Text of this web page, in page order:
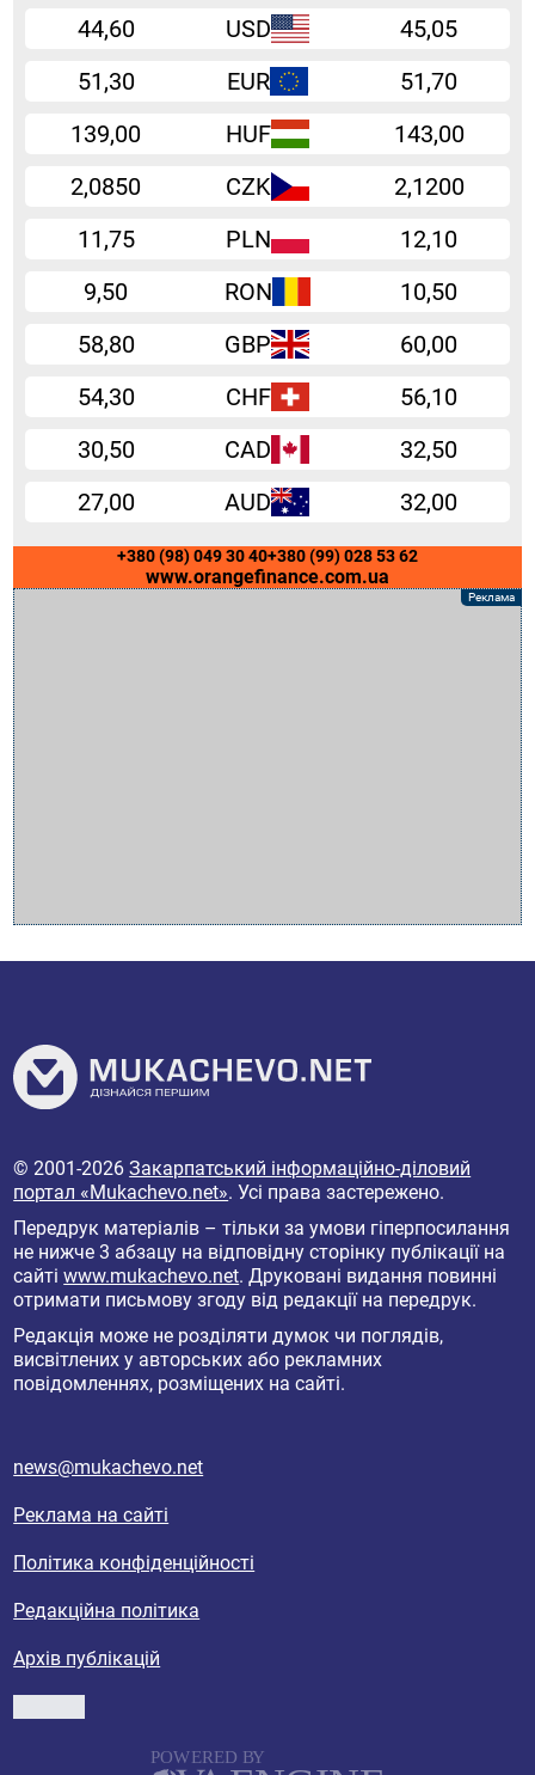
44,60 USD
45,05
51,30
EUR
51,70
139,00
HUF
143,00
2,0850
CZK
2,1200
11,75
PLN
12,10
9,50
RON
10,50
58,80
GBP
60,00
54,30
CHF
56,10
30,50
CAD
32,50
27,00
AUD 32,00
+380 (98) 049 30 40+380 (99) 028 53 62
www.orangefinance.com.ua
© 2001-2026Закарпатський інформаційно-діловий
портал «Mukachevo.net». Усі права застережено.
Передрук матеріалів – тільки за умови гіперпосилання
не нижче 3 абзацу на відповідну сторінку публікації на
сайтіwww.mukachevo.net. Друковані видання повинні
отримати письмову згоду від редакції на передрук.
Редакція може не розділяти думок чи поглядів,
висвітлених у авторських або рекламних
повідомленнях, розміщених на сайті.
news@mukachevo.net
Реклама на сайті
Політика конфіденційності
Редакційна політика
Архів публікацій